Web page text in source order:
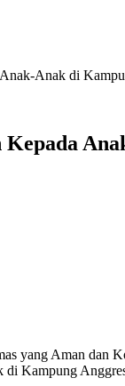
Anak di
yang Aman dan
Kampung